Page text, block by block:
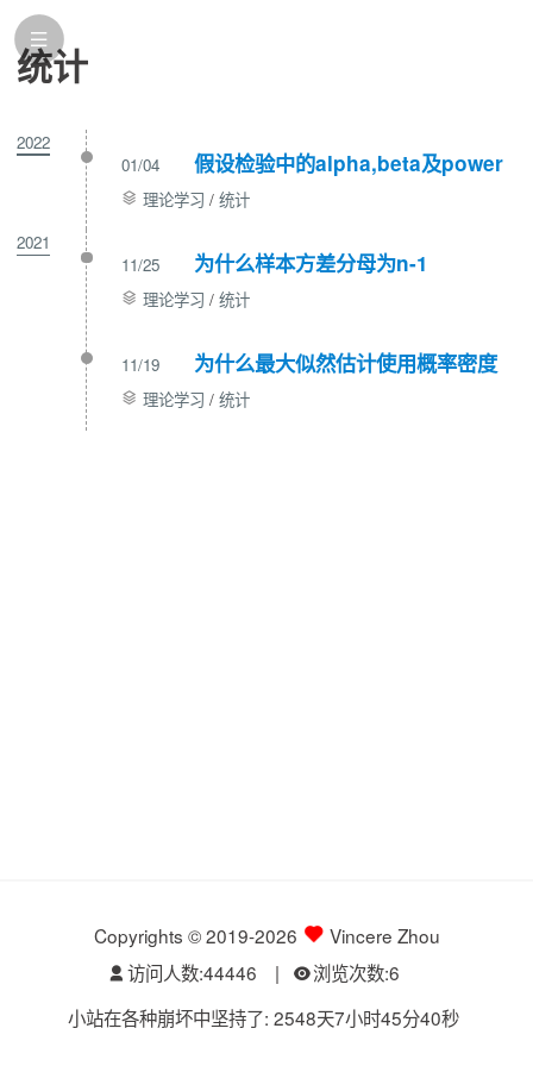
统计
2022
01/04
假设检验中的alpha,beta及power
理论学习 /统计
2021
11/25
为什么样本方差分母为n-1
理论学习 /统计
11/19 为什么最大似然估计使用概率密度
理论学习 /统计
Copyrights © 2019-2026
Vincere Zhou
访问人数:44446 | 浏览次数:6
小站在各种崩坏中坚持了: 2548天7小时45分40秒